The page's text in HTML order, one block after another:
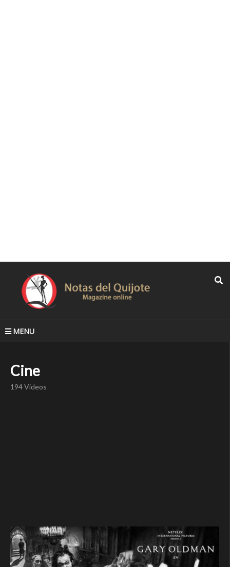
MENU
Cine
194 Videos